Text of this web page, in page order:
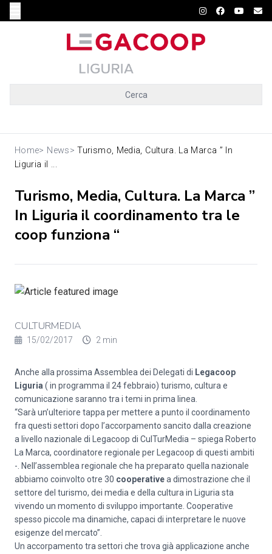
Cerca
Home> News> Turismo, Media, Cultura. La Marca ” In
Liguria il ...
Turismo, Media, Cultura. La Marca ”
In Liguria il coordinamento tra le
coop funziona “
CULTURMEDIA
15/02/2017 2 min
Anche alla prossima Assemblea dei Delegati di Legacoop
Liguria ( in programma il 24 febbraio) turismo, cultura e
comunicazione saranno tra i temi in prima linea.
“Sarà un’ulteriore tappa per mettere a punto il coordinamento
fra questi settori dopo l’accorpamento sancito dalla creazione
a livello nazionale di Legacoop di CulTurMedia – spiega Roberto
La Marca, coordinatore regionale per Legacoop di questi ambiti
-. Nell’assemblea regionale che ha preparato quella nazionale
abbiamo coinvolto otre 30 cooperativea dimostrazione che il
settore del turismo, dei media e della cultura in Liguria sta
vivendo un momento di sviluppo importante. Cooperative
spesso piccole ma dinamiche, capaci di interpretare le nuove
esigenze del mercato”.
Un accorpamento tra settori che trova già applicazione anche